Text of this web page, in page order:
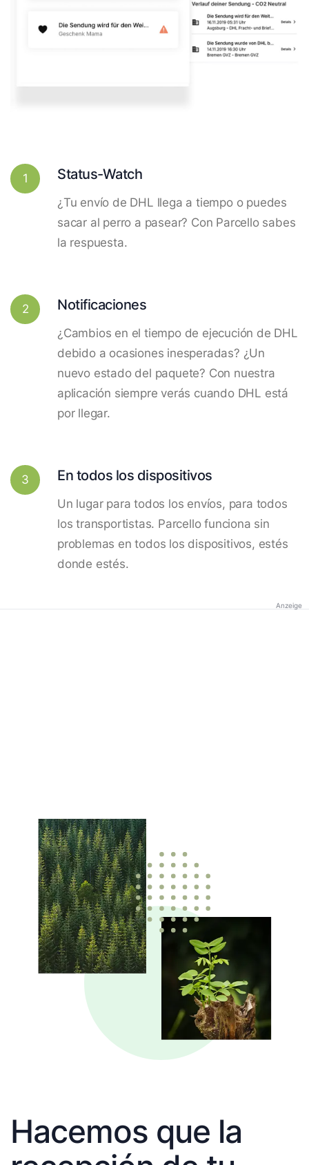
1 Status-Watch
¿Tu envío de DHL llega a tiempo o puedes
sacar al perro a pasear? Con Parcello sabes
la respuesta.
2 Notificaciones
¿Cambios en el tiempo de ejecución de DHL
debido a ocasiones inesperadas? ¿Un
nuevo estado del paquete? Con nuestra
aplicación siempre verás cuando DHL está
por llegar.
3 En todos los dispositivos
Un lugar para todos los envíos, para todos
los transportistas. Parcello funciona sin
problemas en todos los dispositivos, estés
donde estés.
Anzeige
Hacemos que la